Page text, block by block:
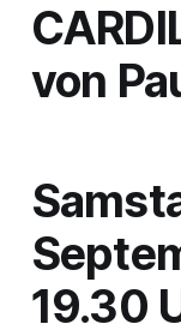
von
19.30